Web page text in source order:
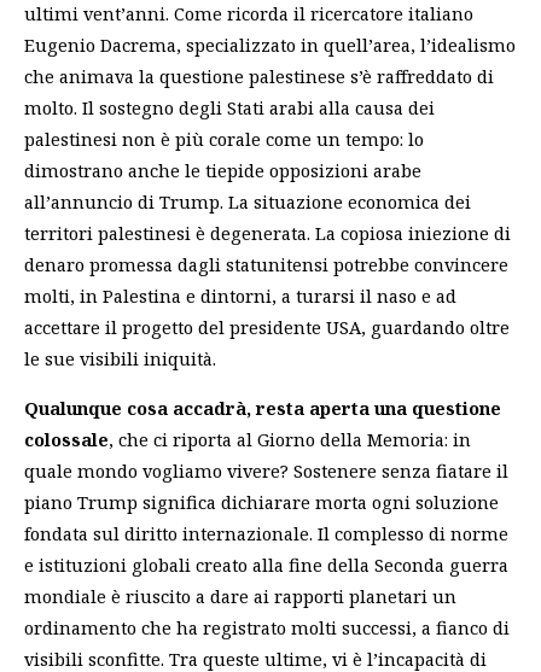
ultimi vent’anni. Come ricorda il ricercatore italiano
Eugenio Dacrema, specializzato in quell’area, l’idealismo
che animava la questione palestinese s’è raffreddato di
molto. Il sostegno degli Stati arabi alla causa dei
palestinesi non è più corale come un tempo: lo
dimostrano anche le tiepide opposizioni arabe
all’annuncio di Trump. La situazione economica dei
territori palestinesi è degenerata. La copiosa iniezione di
denaro promessa dagli statunitensi potrebbe convincere
molti, in Palestina e dintorni, a turarsi il naso e ad
accettare il progetto del presidente USA, guardando oltre
le sue visibili iniquità.
Qualunque cosa accadrà, resta aperta una questione
colossale, che ci riporta al Giorno della Memoria: in
quale mondo vogliamo vivere? Sostenere senza fiatare il
piano Trump significa dichiarare morta ogni soluzione
fondata sul diritto internazionale. Il complesso di norme
e istituzioni globali creato alla fine della Seconda guerra
mondiale è riuscito a dare ai rapporti planetari un
ordinamento che ha registrato molti successi, a fianco di
visibili sconfitte. Tra queste ultime, vi è l’incapacità di